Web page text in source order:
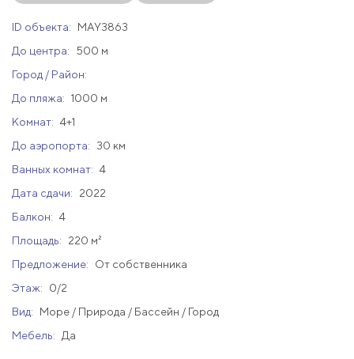
ID объекта:
MAY3863
До центра:
500 м
Город / Район:
До пляжа: 1000 м
Комнат: 4+1
До аэропорта:
30 км
Ванных комнат: 4
Дата сдачи:
2022
Балкон: 4
Площадь:
220 м²
Предложение:
От собственника
Этаж:
0/2
Вид:
Море / Природа / Бассейн / Город
Мебель:
Да